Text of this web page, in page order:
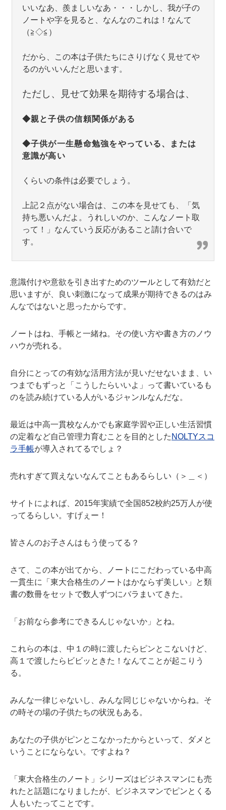
いいなあ、羨ましいなあ・・・しかし、我が子の
ノートや字を見ると、なんなのこれは！なんて
（≧◇≦）
だから、この本は子供たちにさりげなく見せてや
るのがいいんだと思います。
ただし、見せて効果を期待する場合は、
◆親と子供の信頼関係がある
◆子供が一生懸命勉強をやっている、または
意識が高い
くらいの条件は必要でしょう。
上記２点がない場合は、この本を見せても、「気
持ち悪いんだよ。うれしいのか、こんなノート取
って！」なんていう反応があること請け合いで
す。
意識付けや意欲を引き出すためのツールとして有効だと
思いますが、良い刺激になって成果が期待できるのはみ
んなではないと思ったからです。
ノートはね、手帳と一緒ね。その使い方や書き方のノウ
ハウが売れる。
自分にとっての有効な活用方法が見いだせないまま、い
つまでもずっと「こうしたらいいよ」って書いているも
のを読み続けている人がいるジャンルなんだな。
最近は中高一貫校なんかでも家庭学習や正しい生活習慣
の定着など自己管理力育むことを目的とした NOLTYスコ
ラ手帳が導入されてるでしょ？
売れすぎて買えないなんてこともあるらしい（＞＿＜）
サイトによれば、2015年実績で全国852校約25万人が使
ってるらしい。すげぇー！
皆さんのお子さんはもう使ってる？
さて、この本が出てから、ノートにこだわっている中高
一貫生に「東大合格生のノートはかならず美しい」と類
書の数冊をセットで数人ずつにバラまいてきた。
「お前なら参考にできるんじゃないか」とね。
これらの本は、中１の時に渡したらピンとこないけど、
高１で渡したらビビッときた！なんてことが起こりう
る。
みんな一律じゃないし、みんな同じじゃないからね。そ
の時その場の子供たちの状況もある。
あなたの子供がピンとこなかったからといって、ダメと
いうことにならない。ですよね？
「東大合格生のノート」シリーズはビジネスマンにも売
れたと話題になりましたが、ビジネスマンでピンとくる
人もいたってことです。